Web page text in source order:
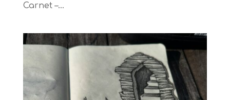
Carnet –...